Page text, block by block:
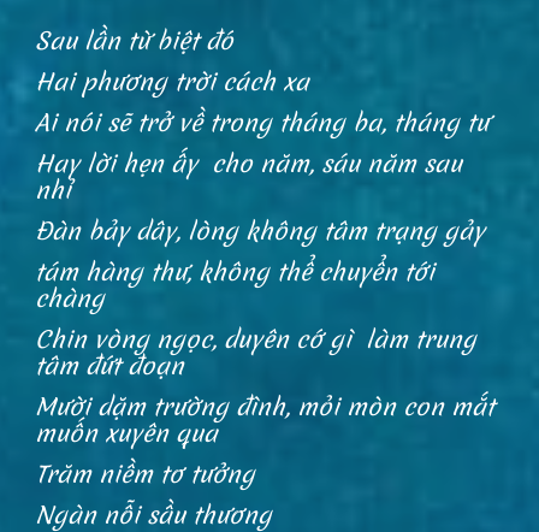
Sau lần từ biệt đó
Hai phương trời cách xa
Ai nói sẽ trở về trong tháng ba, tháng tư
Hay lời hẹn ấy cho năm, sáu năm sau
nhỉ
Đàn bảy dây, lòng không tâm trạng gảy
tám hàng thư, không thể chuyển tới
chàng
Chin vòng ngọc, duyên cớ gì làm trung
tâm đứt đoạn
Mười dặm trường đình, mỏi mòn con mắt
muốn xuyên qua
Trăm niềm tơ tưởng
Ngàn nỗi sầu thương